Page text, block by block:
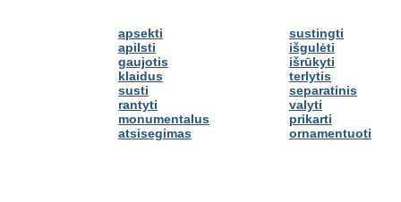
apsekti
apilsti
gaujotis
klaidus
susti
rantyti
monumentalus
atsisegimas
sustingti
išgulėti
išrūkyti
terlytis
separatinis
valyti
prikarti
ornamentuoti